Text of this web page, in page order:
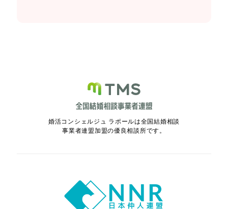
婚活コンシェルジュ ラポールは全国結婚相談
事業者連盟加盟の優良相談所です。